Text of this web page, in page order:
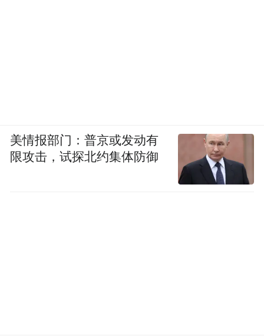
美情报部门：普京或发动有
限攻击，试探北约集体防御